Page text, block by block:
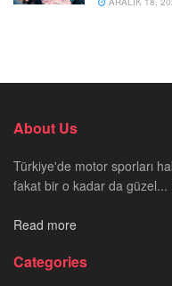
About Us
Türkiye'de motor sporları
fakat bir o kadar da güzel...
Read more
Categories